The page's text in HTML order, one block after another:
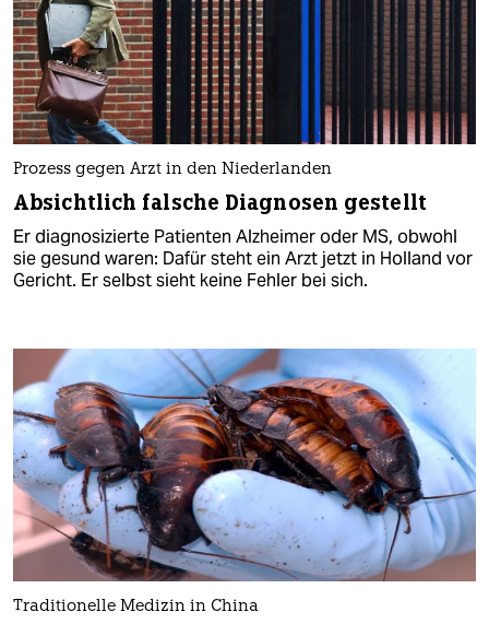
Prozess gegen Arzt in den Niederlanden
Absichtlich falsche Diagnosen gestellt
Er diagnosizierte Patienten Alzheimer oder MS, obwohl
sie gesund waren: Dafür steht ein Arzt jetzt in Holland vor
Gericht. Er selbst sieht keine Fehler bei sich.
Traditionelle Medizin in China